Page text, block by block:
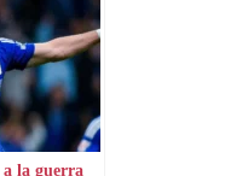
la guerra